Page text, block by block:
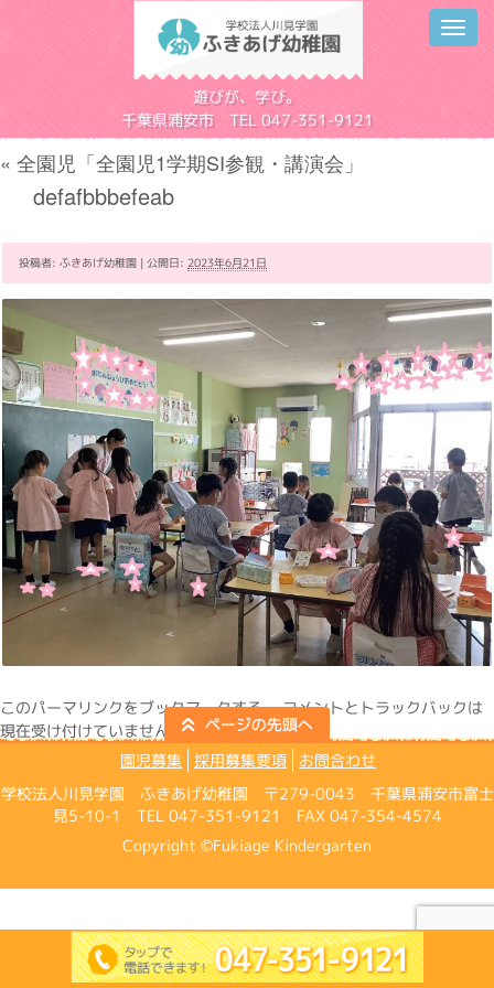
遊びが、学び。
千葉県浦安市 TEL 047-351-9121
« 全園児「全園児1学期SI参観・講演会」
defafbbbefeab
投稿者: ふきあげ幼稚園 | 公開日: 2023年6月21日
このパーマリンクをブックマークする。 コメントとトラックバックは
現在受け付けていません。
園児募集
採用募集要項
お問合わせ
学校法人川見学園 ふきあげ幼稚園 〒279-0043 千葉県浦安市富士
見5-10-1 TEL 047-351-9121 FAX 047-354-4574
Copyright ©Fukiage Kindergarten